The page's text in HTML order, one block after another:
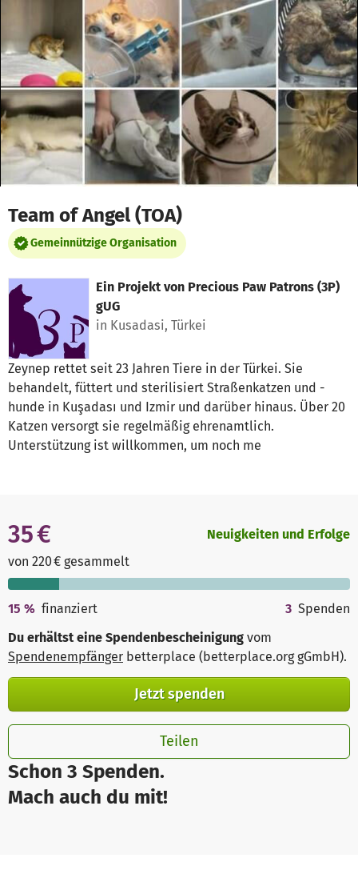
Zum Hauptinhalt springen
Erklärung zur Barrierefreiheit anzeigen
Team of Angel (TOA)
Gemeinnützige Organisation
Ein Projekt von Precious Paw Patrons (3P)
gUG
in Kusadasi, Türkei
Zeynep rettet seit 23 Jahren Tiere in der Türkei. Sie
behandelt, füttert und sterilisiert Straßenkatzen und -
hunde in Kuşadası und Izmir und darüber hinaus. Über 20
Katzen versorgt sie regelmäßig ehrenamtlich.
Unterstützung ist willkommen, um noch me
Schon 3 Spenden.
Mach auch du mit!
35 €
von 220 € gesammelt
Neuigkeiten und Erfolge
15 % finanziert 3 Spenden
Du erhältst eine Spendenbescheinigung vom
Spendenempfänger betterplace (betterplace.org gGmbH).
Jetzt spenden
Teilen